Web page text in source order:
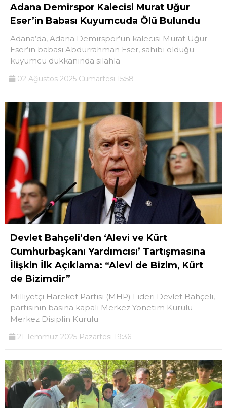
Adana Demirspor Kalecisi Murat Uğur
Eser’in Babası Kuyumcuda Ölü Bulundu
Adana’da, Adana Demirspor’un kalecisi Murat Uğur
Eser’in babası Abdurrahman Eser, sahibi olduğu
kuyumcu dükkanında silahla
02 Ağustos 2025 Cumartesi 15:58
Devlet Bahçeli’den ‘Alevi ve Kürt
Cumhurbaşkanı Yardımcısı’ Tartışmasına
İlişkin İlk Açıklama: “Alevi de Bizim, Kürt
de Bizimdir”
Milliyetçi Hareket Partisi (MHP) Lideri Devlet Bahçeli,
partisinin basına kapalı Merkez Yönetim Kurulu-
Merkez Disiplin Kurulu
21 Temmuz 2025 Pazartesi 19:36